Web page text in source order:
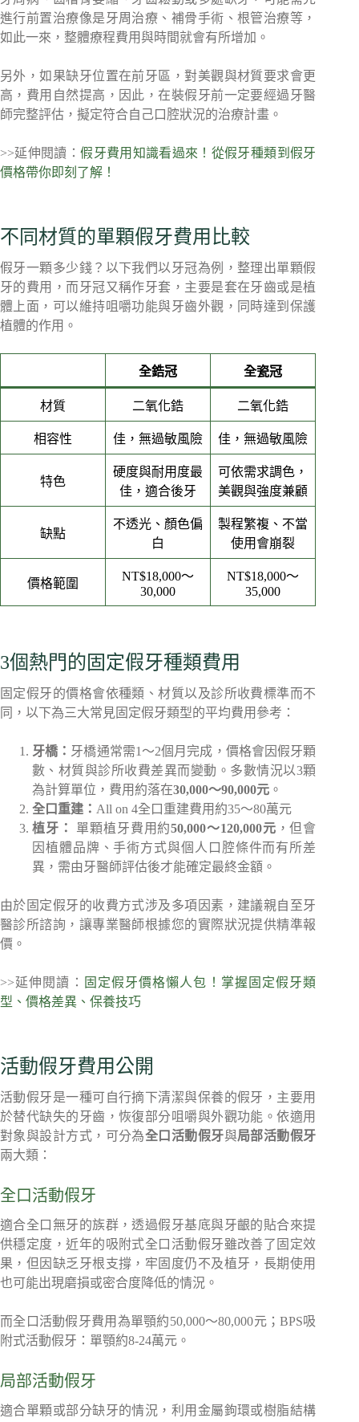
進行前置治療像是牙周治療、補骨手術、根管治療等，
如此一來，整體療程費用與時間就會有所增加。
另外，如果缺牙位置在前牙區，對美觀與材質要求會更
高，費用自然提高，因此，在裝假牙前一定要經過牙醫
師完整評估，擬定符合自己口腔狀況的治療計畫。
>>延伸閱讀：假牙費用知識看過來！從假牙種類到假牙
價格帶你即刻了解！
不同材質的單顆假牙費用比較
假牙一顆多少錢？以下我們以牙冠為例，整理出單顆假
牙的費用，而牙冠又稱作牙套，主要是套在牙齒或是植
體上面，可以維持咀嚼功能與牙齒外觀，同時達到保護
植體的作用。
全鋯冠 全瓷冠
材質 二氧化鋯 二氧化鋯
相容性 佳，無過敏風險 佳，無過敏風險
特色
硬度與耐用度最
佳，適合後牙
可依需求調色，
美觀與強度兼顧
缺點
不透光、顏色偏
白
製程繁複、不當
使用會崩裂
價格範圍
NT$18,000～
30,000
NT$18,000～
35,000
3個熱門的固定假牙種類費用
固定假牙的價格會依種類、材質以及診所收費標準而不
同，以下為三大常見固定假牙類型的平均費用參考：
牙橋： 牙橋通常需1～2個月完成，價格會因假牙顆
數、材質與診所收費差異而變動。多數情況以3顆
為計算單位，費用約落在30,000～90,000元 。
全口重建： All on 4全口重建費用約35～80萬元
植牙：
單顆植牙費用約50,000～120,000元 ，但會
因植體品牌、手術方式與個人口腔條件而有所差
異，需由牙醫師評估後才能確定最終金額。
由於固定假牙的收費方式涉及多項因素，建議親自至牙
醫診所諮詢，讓專業醫師根據您的實際狀況提供精準報
價。
>>延伸閱讀：
固定假牙價格懶人包！掌握固定假牙類
型、價格差異、保養技巧
活動假牙費用公開
活動假牙是一種可自行摘下清潔與保養的假牙，主要用
於替代缺失的牙齒，恢復部分咀嚼與外觀功能。依適用
對象與設計方式，可分為全口活動假牙與局部活動假牙
兩大類：
全口活動假牙
適合全口無牙的族群，透過假牙基底與牙齦的貼合來提
供穩定度，近年的吸附式全口活動假牙雖改善了固定效
果，但因缺乏牙根支撐，牢固度仍不及植牙，長期使用
也可能出現磨損或密合度降低的情況。
而全口活動假牙費用為單顎約50,000～80,000元；BPS吸
附式活動假牙：單顎約8-24萬元。
局部活動假牙
適合單顆或部分缺牙的情況，利用金屬鉤環或樹脂結構